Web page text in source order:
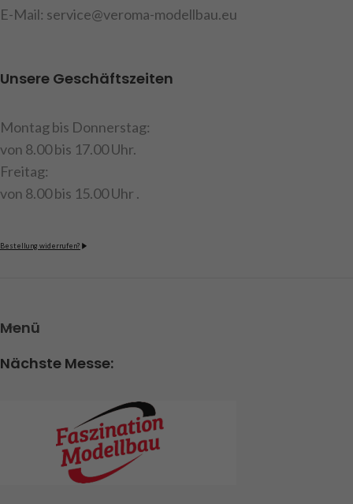
Achtung!Nicht für Kinder
E-Mail: service@veroma-modellbau.eu
Unsere Geschäftszeiten
Montag bis Donnerstag:
von 8.00 bis 17.00 Uhr.
Freitag:
von 8.00 bis 15.00 Uhr .
Bestellung widerrufen?
Menü
Nächste Messe: